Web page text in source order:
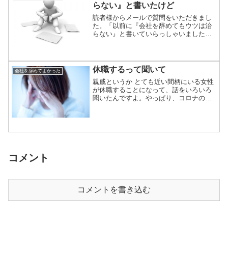
らない』と書いたけど
読者様からメールで質問をいただきまし
た。「以前に『会社を辞めてもウツは治
らない』と書いていらっしゃいました
ていました。今までを振り返...
会社を辞めてよかった 休職するって聞いて
親戚というか とても近い間柄にいる女性
が休職することになって、話をいろいろ
聞いたんですよ。やっぱり、コロナの影
張れて、元気でいられるん...
コメント
コメントを書き込む